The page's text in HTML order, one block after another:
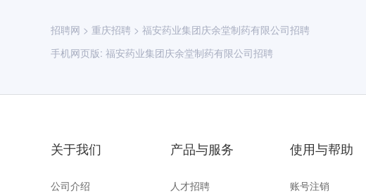
招聘网 > 重庆招聘 > 福安药业集团庆余堂制药有限公司招聘
手机网页版: 福安药业集团庆余堂制药有限公司招聘
关于我们
公司介绍
产品与服务
人才招聘
使用与帮助
账号注销